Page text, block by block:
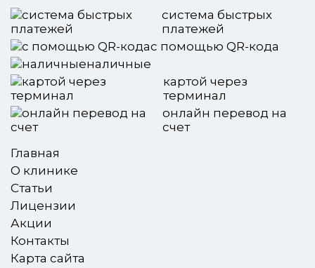
система быстрых
платежей
с помощью QR-кода
наличные
картой через
терминал
онлайн перевод на
счет
Главная
О клинике
Статьи
Лицензии
Акции
Контакты
Карта сайта